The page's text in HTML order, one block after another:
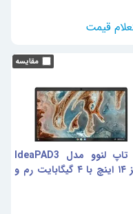
لپ تاپ لنوو مدل IdeaPAD3
سایز ۱۴ اینچ با ۴ گیگابایت رم و